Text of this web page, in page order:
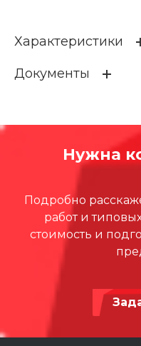
Характеристики
Длина, мм
Материал
Документы
CITIO_CWR0104
.DWG
Нужна
Подробно
работ и
стоимость и